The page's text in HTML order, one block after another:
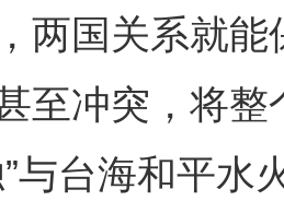
两国关系就
至冲突，将
与台海和平水